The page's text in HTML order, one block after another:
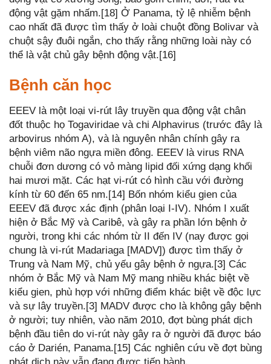
động vật gặm nhấm.[18] Ở Panama, tỷ lệ nhiễm bệnh
cao nhất đã được tìm thấy ở loài chuột đồng Bolivar và
chuột sậy đuôi ngắn, cho thấy rằng những loài này có
thể là vật chủ gây bệnh động vật.[16]
Bệnh căn học
EEEV là một loại vi-rút lây truyền qua động vật chân
đốt thuộc họ Togaviridae và chi Alphavirus (trước đây là
arbovirus nhóm A), và là nguyên nhân chính gây ra
bệnh viêm não ngựa miền đông. EEEV là virus RNA
chuỗi đơn dương có vỏ màng lipid đối xứng dạng khối
hai mươi mặt. Các hạt vi-rút có hình cầu với đường
kính từ 60 đến 65 nm.[14] Bốn nhóm kiểu gien của
EEEV đã được xác định (phân loại I-IV). Nhóm I xuất
hiện ở Bắc Mỹ và Caribê, và gây ra phần lớn bệnh ở
người, trong khi các nhóm từ II đến IV (nay được gọi
chung là vi-rút Madariaga [MADV]) được tìm thấy ở
Trung và Nam Mỹ, chủ yếu gây bệnh ở ngựa.[3] Các
nhóm ở Bắc Mỹ và Nam Mỹ mang nhiều khác biệt về
kiểu gien, phù hợp với những điểm khác biệt về độc lực
và sự lây truyền.[3] MADV được cho là không gây bệnh
ở người; tuy nhiên, vào năm 2010, đợt bùng phát dịch
bệnh đầu tiên do vi-rút này gây ra ở người đã được báo
cáo ở Darién, Panama.[15] Các nghiên cứu về đợt bùng